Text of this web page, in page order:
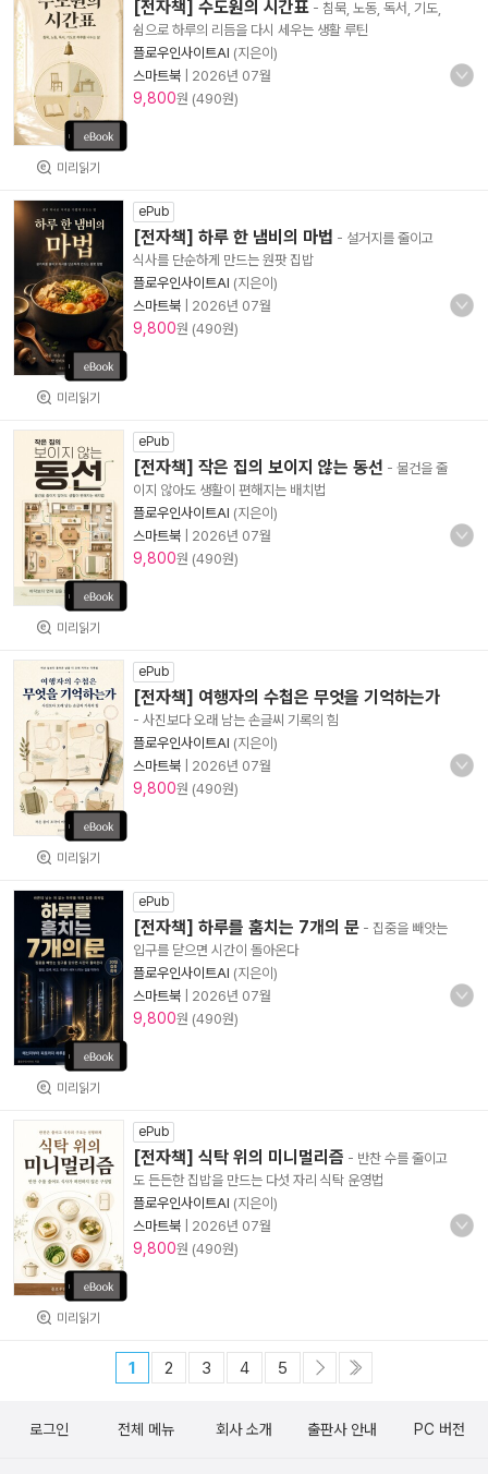
미리읽기
[전자책] 수도원의 시간표 - 침묵, 노동, 독서, 기도,
쉼으로 하루의 리듬을 다시 세우는 생활 루틴
플로우인사이트AI (지은이)
스마트북
2026년 07월
9,800원 (490원)
미리읽기
ePub
[전자책] 하루 한 냄비의 마법 - 설거지를 줄이고
식사를 단순하게 만드는 원팟 집밥
플로우인사이트AI (지은이)
스마트북
2026년 07월
9,800원 (490원)
미리읽기
ePub
[전자책] 작은 집의 보이지 않는 동선 - 물건을 줄
이지 않아도 생활이 편해지는 배치법
플로우인사이트AI (지은이)
스마트북
2026년 07월
9,800원 (490원)
미리읽기
ePub
[전자책] 여행자의 수첩은 무엇을 기억하는가
- 사진보다 오래 남는 손글씨 기록의 힘
플로우인사이트AI (지은이)
스마트북
2026년 07월
9,800원 (490원)
미리읽기
ePub
[전자책] 하루를 훔치는 7개의 문 - 집중을 빼앗는
입구를 닫으면 시간이 돌아온다
플로우인사이트AI (지은이)
스마트북
2026년 07월
9,800원 (490원)
미리읽기
ePub
[전자책] 식탁 위의 미니멀리즘 - 반찬 수를 줄이고
도 든든한 집밥을 만드는 다섯 자리 식탁 운영법
플로우인사이트AI (지은이)
스마트북
2026년 07월
9,800원 (490원)
1 2 3 4 5
로그인 전체 메뉴 회사 소개 출판사 안내 PC 버전